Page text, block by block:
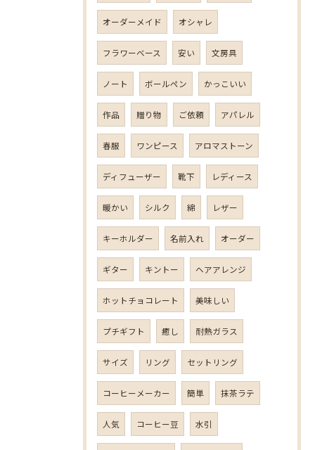
オーダーメイド オシャレ
フラワーベース 安い 文房具
ノート ボールペン かっこいい
作品 贈り物 ご依頼 アパレル
春服 ワンピース アロマストーン
ディフューザー 靴下 レディース
暖かい シルク 綿 レザー
キーホルダー 名前入れ オーダー
ギター キントー ヘアアレンジ
ホットチョコレート 美味しい
プチギフト 癒し 耐熱ガラス
サイズ リング セットリング
コーヒーメーカー 簡単 抹茶ラテ
人気 コーヒー豆 水引